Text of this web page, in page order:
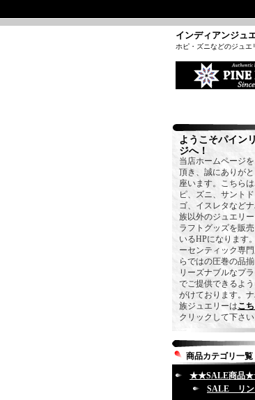
インディアンジュ
ホピ・ズニなどのジュエ
ようこそパイン
ジへ！
当店ホームページ
頂き、誠にありが
座います。こちら
ピ、ズニ、サント
ゴ、イスレタなど
族以外のジュエリー
ラフトグッズを販
いるHPになります
ーセンティック専
らではの圧巻の品揃
リーズナブルなプ
でご提供できるよ
がけております。
族ジュエリーはこ
クリックして下さい
商品カテゴリ一覧
★★SALE商品
SALE リン